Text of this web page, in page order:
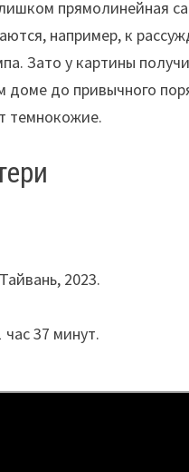
прямолинейная
например, к
Зато у картины
доме до привычного
темнокожие.
2023.
37 минут.